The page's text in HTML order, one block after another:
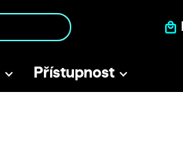
Přístupnost